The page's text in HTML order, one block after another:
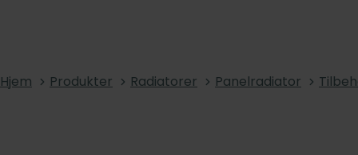
Hjem Produkter Radiatorer Panelradiator